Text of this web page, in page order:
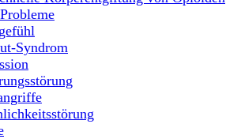
Syndrom